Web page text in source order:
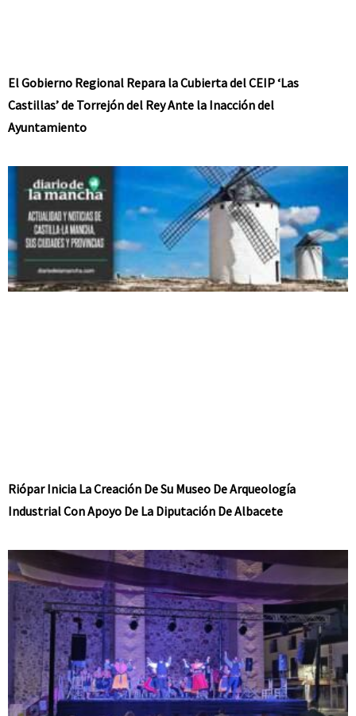
El Gobierno Regional Repara la Cubierta del CEIP ‘Las
Castillas’ de Torrejón del Rey Ante la Inacción del
Ayuntamiento
Riópar Inicia La Creación De Su Museo De Arqueología
Industrial Con Apoyo De La Diputación De Albacete